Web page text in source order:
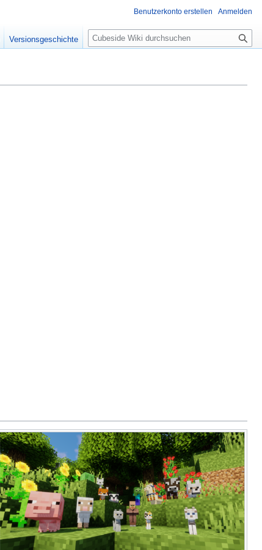
Benutzerkonto erstellen Anmelden
Versionsgeschichte
S
u
e